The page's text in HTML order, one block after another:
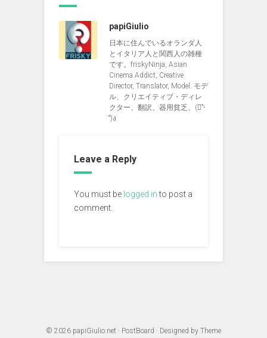
papiGiulio
日本に住んでいるオランダ人
とイタリア人と関西人の雑種
です。friskyNinja, Asian
Cinema Addict, Creative
Director, Translator, Model. モデ
ル、クリエイティブ・ディレ
クター、翻訳、器用貧乏、(ง︡'-
'︠)ง
Leave a Reply
You must be logged into post a
comment.
© 2026 papiGiulio.net · PostBoard · Designed by Theme